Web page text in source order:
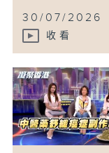
30/07/2026
收看